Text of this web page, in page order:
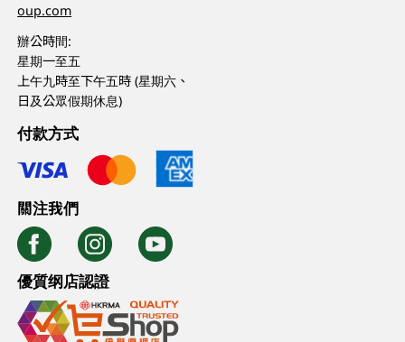
oup.com
辦公時間:
星期一至五
上午九時至下午五時 (星期六、
日及公眾假期休息)
付款方式
關注我們
優質纲店認證